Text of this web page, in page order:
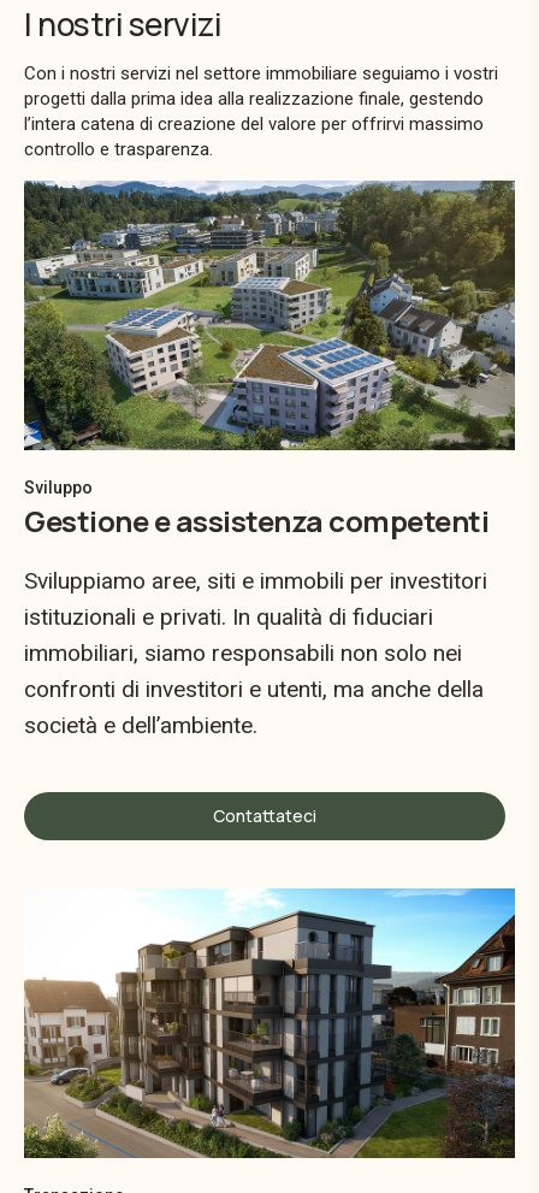
I nostri servizi
Con i nostri servizi nel settore immobiliare seguiamo i vostri
progetti dalla prima idea alla realizzazione finale, gestendo
l’intera catena di creazione del valore per offrirvi massimo
controllo e trasparenza.
Sviluppo
Gestione e assistenza competenti
Sviluppiamo aree, siti e immobili per investitori
istituzionali e privati. In qualità di fiduciari
immobiliari, siamo responsabili non solo nei
confronti di investitori e utenti, ma anche della
società e dell’ambiente.
Contattateci